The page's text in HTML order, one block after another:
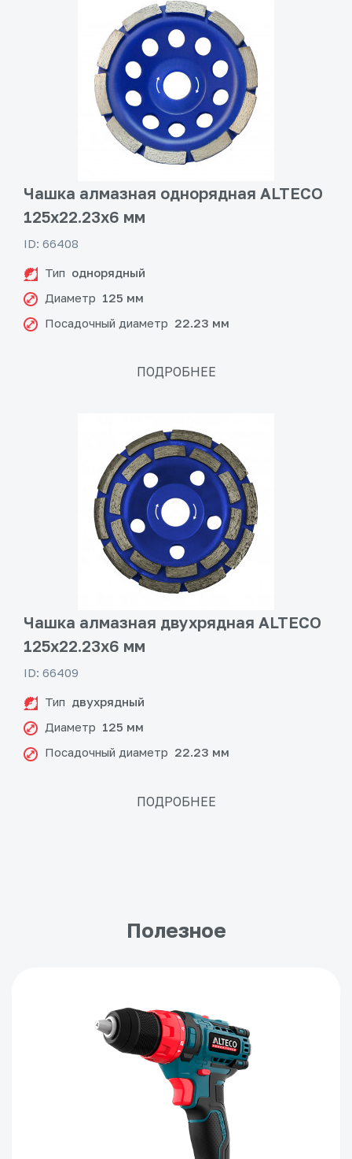
Чашка алмазная однорядная ALTECO
125x22.23x6 мм
ID: 66408
Тип однорядный
Диаметр 125 мм
Посадочный диаметр 22.23 мм
ПОДРОБНЕЕ
Чашка алмазная двухрядная ALTECO
125x22.23x6 мм
ID: 66409
Тип двухрядный
Диаметр 125 мм
Посадочный диаметр 22.23 мм
ПОДРОБНЕЕ
Полезное